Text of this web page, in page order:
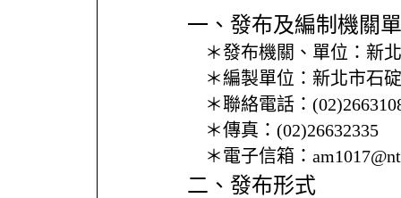
一、發布及編制機關
＊發布機關、單位： 新
＊編製單位： 新北市石
＊聯絡電話：
＊傳真： (02)26632335
＊電子信箱：
二、發布形式